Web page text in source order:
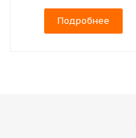
Подробнее